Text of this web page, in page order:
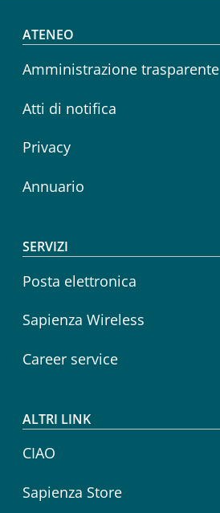
Footer menu
ATENEO
Amministrazione trasparente
Atti di notifica
Privacy
Annuario
SERVIZI
Posta elettronica
Sapienza Wireless
Career service
ALTRI LINK
CIAO
Sapienza Store